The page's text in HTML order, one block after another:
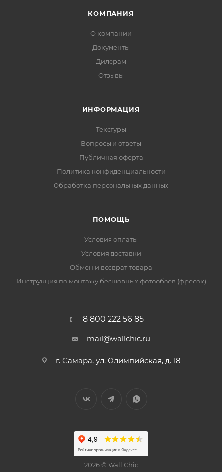
КОМПАНИЯ
О компании
Документы
Дилерам
Отзывы
ИНФОРМАЦИЯ
Текстуры
Вопросы и ответы
Публичная оферта
Политика конфиденциальности
Обработка персональных данных
ПОМОЩЬ
Условия оплаты
Условия доставки
Обмен и возврат товара
Инструкция по монтажу бесшовных фотообоев (фресок)
8 800 222 56 85
mail@wallchic.ru
г. Самара, ул. Олимпийская, д. 18
2026 © Wall Chic